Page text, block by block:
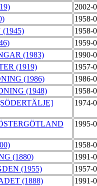
2002-
1958-
1958-
1959-
(1983) 1990-
(1919) 1957-
(1986) 1986-
(1948) 1958-
1974-
1995-
1958-
(1880) 1991-
(1955) 1957-
(1888) 1991-